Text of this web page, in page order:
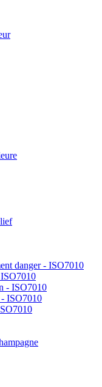
danger - ISO7010
- ISO7010
ISO7010